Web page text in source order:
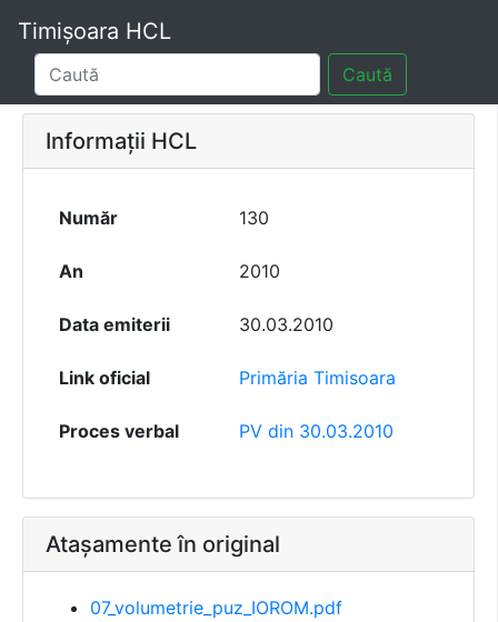
Timișoara HCL
Caută
Informații HCL
Număr 130
An 2010
Data emiterii 30.03.2010
Link oficial Primăria Timisoara
Proces verbal PV din 30.03.2010
Atașamente în original
07_volumetrie_puz_IOROM.pdf